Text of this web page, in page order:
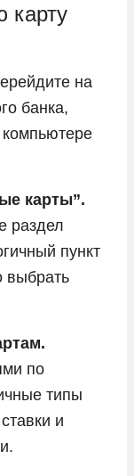
карту
на
банка,
карты”.
раздел
пункт
выбрать
по
типы
и